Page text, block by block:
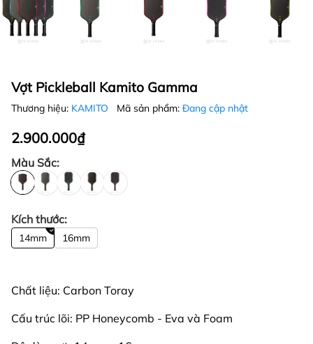
Vợt Pickleball Kamito Gamma
Thương hiệu: KAMITO Mã sản phẩm: Đang cập nhật
2.900.000₫
Màu Sắc:
Kích thước:
14mm 16mm
Chất liệu: Carbon Toray
Cấu trúc lõi: PP Honeycomb - Eva và Foam